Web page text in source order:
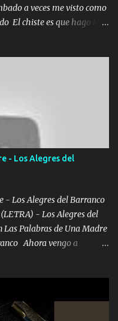
a veces me visto como
El chiste es que hago lo
las generaciones yo
pues así soy me mandó
dedo soy hocicon un
no saben nada falsas
no quieren ve...
- Los Alegres del
- Los Alegres del Barranco
- Los Alegres del
Palabras de Una Madre
Ahora vengo a
te olvidaremos, aquí
El recuerdo que yo